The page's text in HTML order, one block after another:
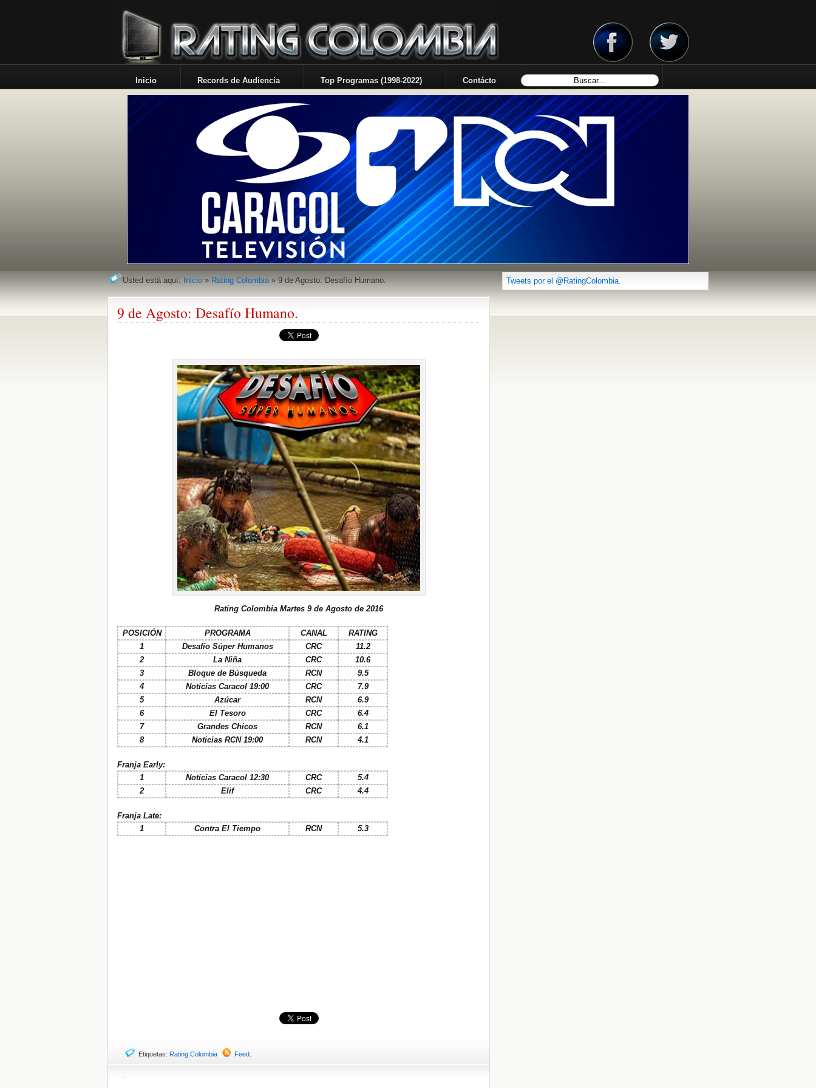
Inicio Records de Audiencia Top Programas (1998-2022) Contácto
Usted está aquí: Inicio » Rating Colombia» 9 de Agosto: Desafío Humano.
9 de Agosto: Desafío Humano.
Rating Colombia Martes 9 de Agosto de 2016
POSICIÓN PROGRAMA CANAL
RATING
1
Desafío Súper Humanos CRC
11.2
2
La Niña CRC
10.6
3
Bloque de Búsqueda RCN
9.5
4
Noticias Caracol 19:00 CRC
7.9
5
Azúcar RCN
6.9
6
El Tesoro CRC
6.4
7
Grandes Chicos RCN
6.1
8
Noticias RCN 19:00 RCN 4.1
Franja Early:
1
Noticias Caracol 12:30 CRC
5.4
2
Elif CRC 4.4
Franja Late:
1
Contra El Tiempo RCN 5.3
Etiquetas: Rating Colombia Feed
.
Tweets por el @RatingColombia.